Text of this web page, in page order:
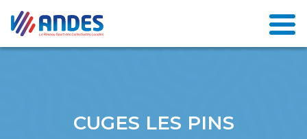
CUGES LES PINS